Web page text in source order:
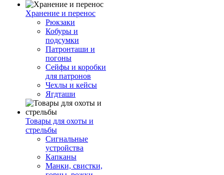
Хранение и перенос
Рюкзаки
Кобуры и
подсумки
Патронташи и
погоны
Сейфы и коробки
для патронов
Чехлы и кейсы
Ягдташи
Товары для охоты и
стрельбы
Сигнальные
устройства
Капканы
Манки, свистки,